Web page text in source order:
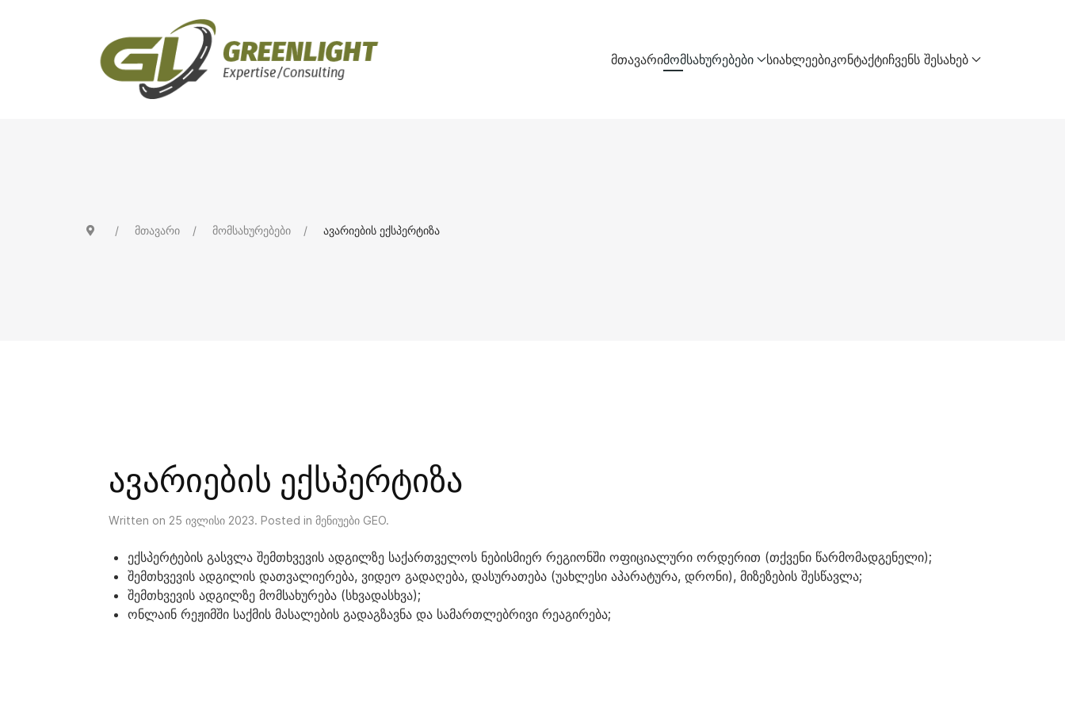
მთავარიმომსახურებები სიახლეებიკონტაქტიჩვენს შესახებ
მთავარი მომსახურებები ავარიების ექსპერტიზა
ავარიების ექსპერტიზა
Written on 25 ივლისი 2023. Posted in მენიუები GEO.
ექსპერტების გასვლა შემთხვევის ადგილზე საქართველოს ნებისმიერ რეგიონში ოფიციალური ორდერით (თქვენი წარმომადგენელი);
შემთხვევის ადგილის დათვალიერება, ვიდეო გადაღება, დასურათება (უახლესი აპარატურა, დრონი), მიზეზების შესწავლა;
შემთხვევის ადგილზე მომსახურება (სხვადასხვა);
ონლაინ რეჟიმში საქმის მასალების გადაგზავნა და სამართლებრივი რეაგირება;